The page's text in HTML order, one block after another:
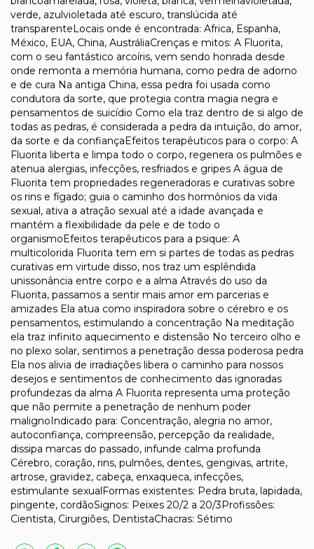
verde, azulvioletada até escuro, translúcida até
transparenteLocais onde é encontrada: Africa, Espanha,
México, EUA, China, AustráliaCrenças e mitos: A Fluorita,
com o seu fantástico arcoíris, vem sendo honrada desde
onde remonta a memória humana, como pedra de adorno
e de cura Na antiga China, essa pedra foi usada como
condutora da sorte, que protegia contra magia negra e
pensamentos de suicídio Como ela traz dentro de si algo de
todas as pedras, é considerada a pedra da intuição, do amor,
da sorte e da confiançaEfeitos terapêuticos para o corpo: A
Fluorita liberta e limpa todo o corpo, regenera os pulmões e
atenua alergias, infecções, resfriados e gripes A água de
Fluorita tem propriedades regeneradoras e curativas sobre
os rins e fígado; guia o caminho dos hormônios da vida
sexual, ativa a atração sexual até a idade avançada e
mantém a flexibilidade da pele e de todo o
organismoEfeitos terapêuticos para a psique: A
multicolorida Fluorita tem em si partes de todas as pedras
curativas em virtude disso, nos traz um esplêndida
unissonância entre corpo e a alma Através do uso da
Fluorita, passamos a sentir mais amor em parcerias e
amizades Ela atua como inspiradora sobre o cérebro e os
pensamentos, estimulando a concentração Na meditação
ela traz infinito aquecimento e distensão No terceiro olho e
no plexo solar, sentimos a penetração dessa poderosa pedra
Ela nos alivia de irradiações libera o caminho para nossos
desejos e sentimentos de conhecimento das ignoradas
profundezas da alma A Fluorita representa uma proteção
que não permite a penetração de nenhum poder
malignoIndicado para: Concentração, alegria no amor,
autoconfiança, compreensão, percepção da realidade,
dissipa marcas do passado, infunde calma profunda
Cérebro, coração, rins, pulmões, dentes, gengivas, artrite,
artrose, gravidez, cabeça, enxaqueca, infecções,
estimulante sexualFormas existentes: Pedra bruta, lapidada,
pingente, cordãoSignos: Peixes 20/2 a 20/3Profissões:
Cientista, Cirurgiões, DentistaChacras: Sétimo